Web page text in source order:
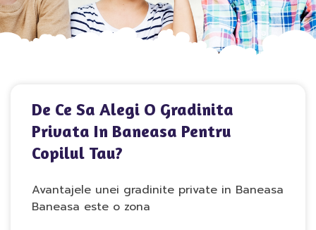
De Ce Sa Alegi O Gradinita
Privata In Baneasa Pentru
Copilul Tau?
Avantajele unei gradinite private in Baneasa
Baneasa este o zona